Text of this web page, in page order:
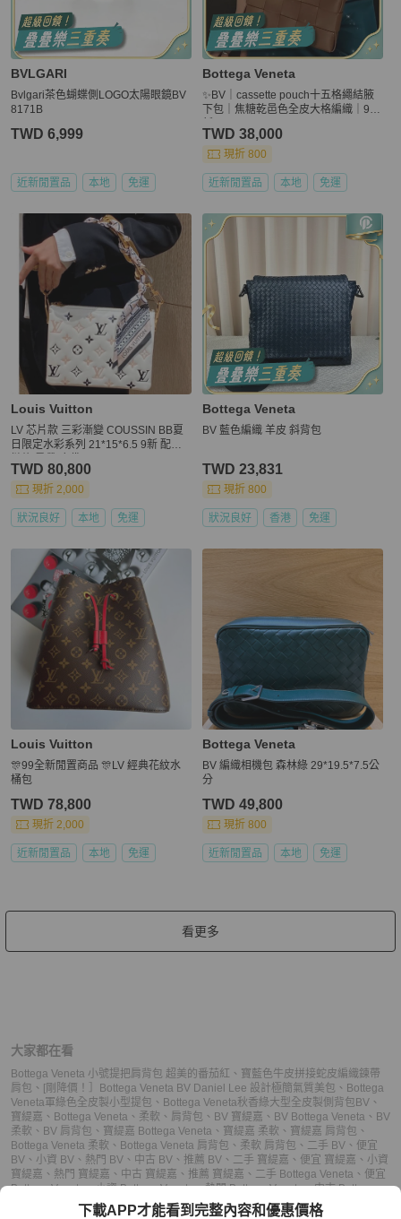
BVLGARI
Bvlgari茶色蝴蝶側LOGO太陽眼鏡BV
8171B
TWD 6,999
近新閒置品 本地 免運
Bottega Veneta
✨BV｜cassette pouch十五格繩結腋
下包｜焦糖乾邑色全皮大格編織｜98
TWD 38,000
現折 800
近新閒置品 本地 免運
Louis Vuitton
LV 芯片款 三彩漸變 COUSSIN BB夏
日限定水彩系列 21*15*6.5 9新 配件
TWD 80,800
現折 2,000
狀況良好 本地 免運
Bottega Veneta
BV 藍色編織 羊皮 斜背包
TWD 23,831
現折 800
狀況良好 香港 免運
Louis Vuitton
🎊99全新閒置商品 🎊LV 經典花紋水
桶包
TWD 78,800
現折 2,000
近新閒置品 本地 免運
Bottega Veneta
BV 編織相機包 森林綠 29*19.5*7.5公
分
TWD 49,800
現折 800
近新閒置品 本地 免運
看更多
大家都在看
Bottega Veneta 小號提把肩背包 超美的番茄紅 、 寶藍色牛皮拼接蛇皮編織鍊帶
肩包 、 [剛降價！］Bottega Veneta BV Daniel Lee 設計極簡氣質美包 、 Bottega
Veneta軍綠色全皮製小型提包 、 Bottega Veneta秋香綠大型全皮製側背包 BV 、
寶緹嘉 、 Bottega Veneta 、 柔軟 、 肩背包 、 BV 寶緹嘉 、 BV Bottega Veneta 、 BV
柔軟 、 BV 肩背包 、 寶緹嘉 Bottega Veneta 、 寶緹嘉 柔軟 、 寶緹嘉 肩背包 、
Bottega Veneta 柔軟 、 Bottega Veneta 肩背包 、 柔軟 肩背包 、 二手 BV 、 便宜
BV 、 小資 BV 、 熱門 BV 、 中古 BV 、 推薦 BV 、 二手 寶緹嘉 、 便宜 寶緹嘉 、 小資
寶緹嘉 、 熱門 寶緹嘉 、 中古 寶緹嘉 、 推薦 寶緹嘉 、 二手 Bottega Veneta 、 便宜
Bottega Veneta、小資 Bottega Veneta、熱門 Bottega Veneta、中古 Bottega
推薦 Bottega Veneta、二手 肩背包、 便宜 肩背包、小資 肩背包
下載APP才能看到完整內容和優惠價格